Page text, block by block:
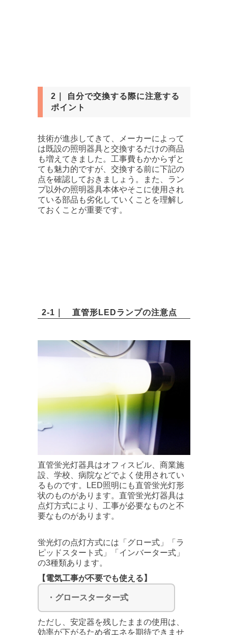
2｜ 自分で交換する際に注意する
ポイント
技術が進歩してきて、メーカーによって
は既設の照明器具と交換するだけの商品
も増えてきました。工事費もかからずと
ても魅力的ですが、交換する前に下記の
点を確認しておきましょう。また、ラン
プ以外の照明器具本体やそこに使用され
ている部品も劣化していくことを理解し
ておくことが重要です。
2-1｜ 直管形LEDランプの注意点
直管蛍光灯器具はオフィスビル、商業施
設、学校、病院などでよく使用されてい
るものです。LED照明にも直管蛍光灯形
状のものがあります。直管蛍光灯器具は
点灯方式により、工事が必要なものと不
要なものがあります。
蛍光灯の点灯方式には「グロー式」「ラ
ピッドスタート式」「インバーター式」
の3種類あります。
【電気工事が不要でも使える】
・グロースターター式
ただし、安定器を残したままの使用は、
効率が下がるため省エネを期待できませ